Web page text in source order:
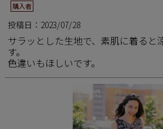
購入者
投稿日 2023/07/28
サラッとした生地で、素肌に着ると
す。
色違いもほしいです。